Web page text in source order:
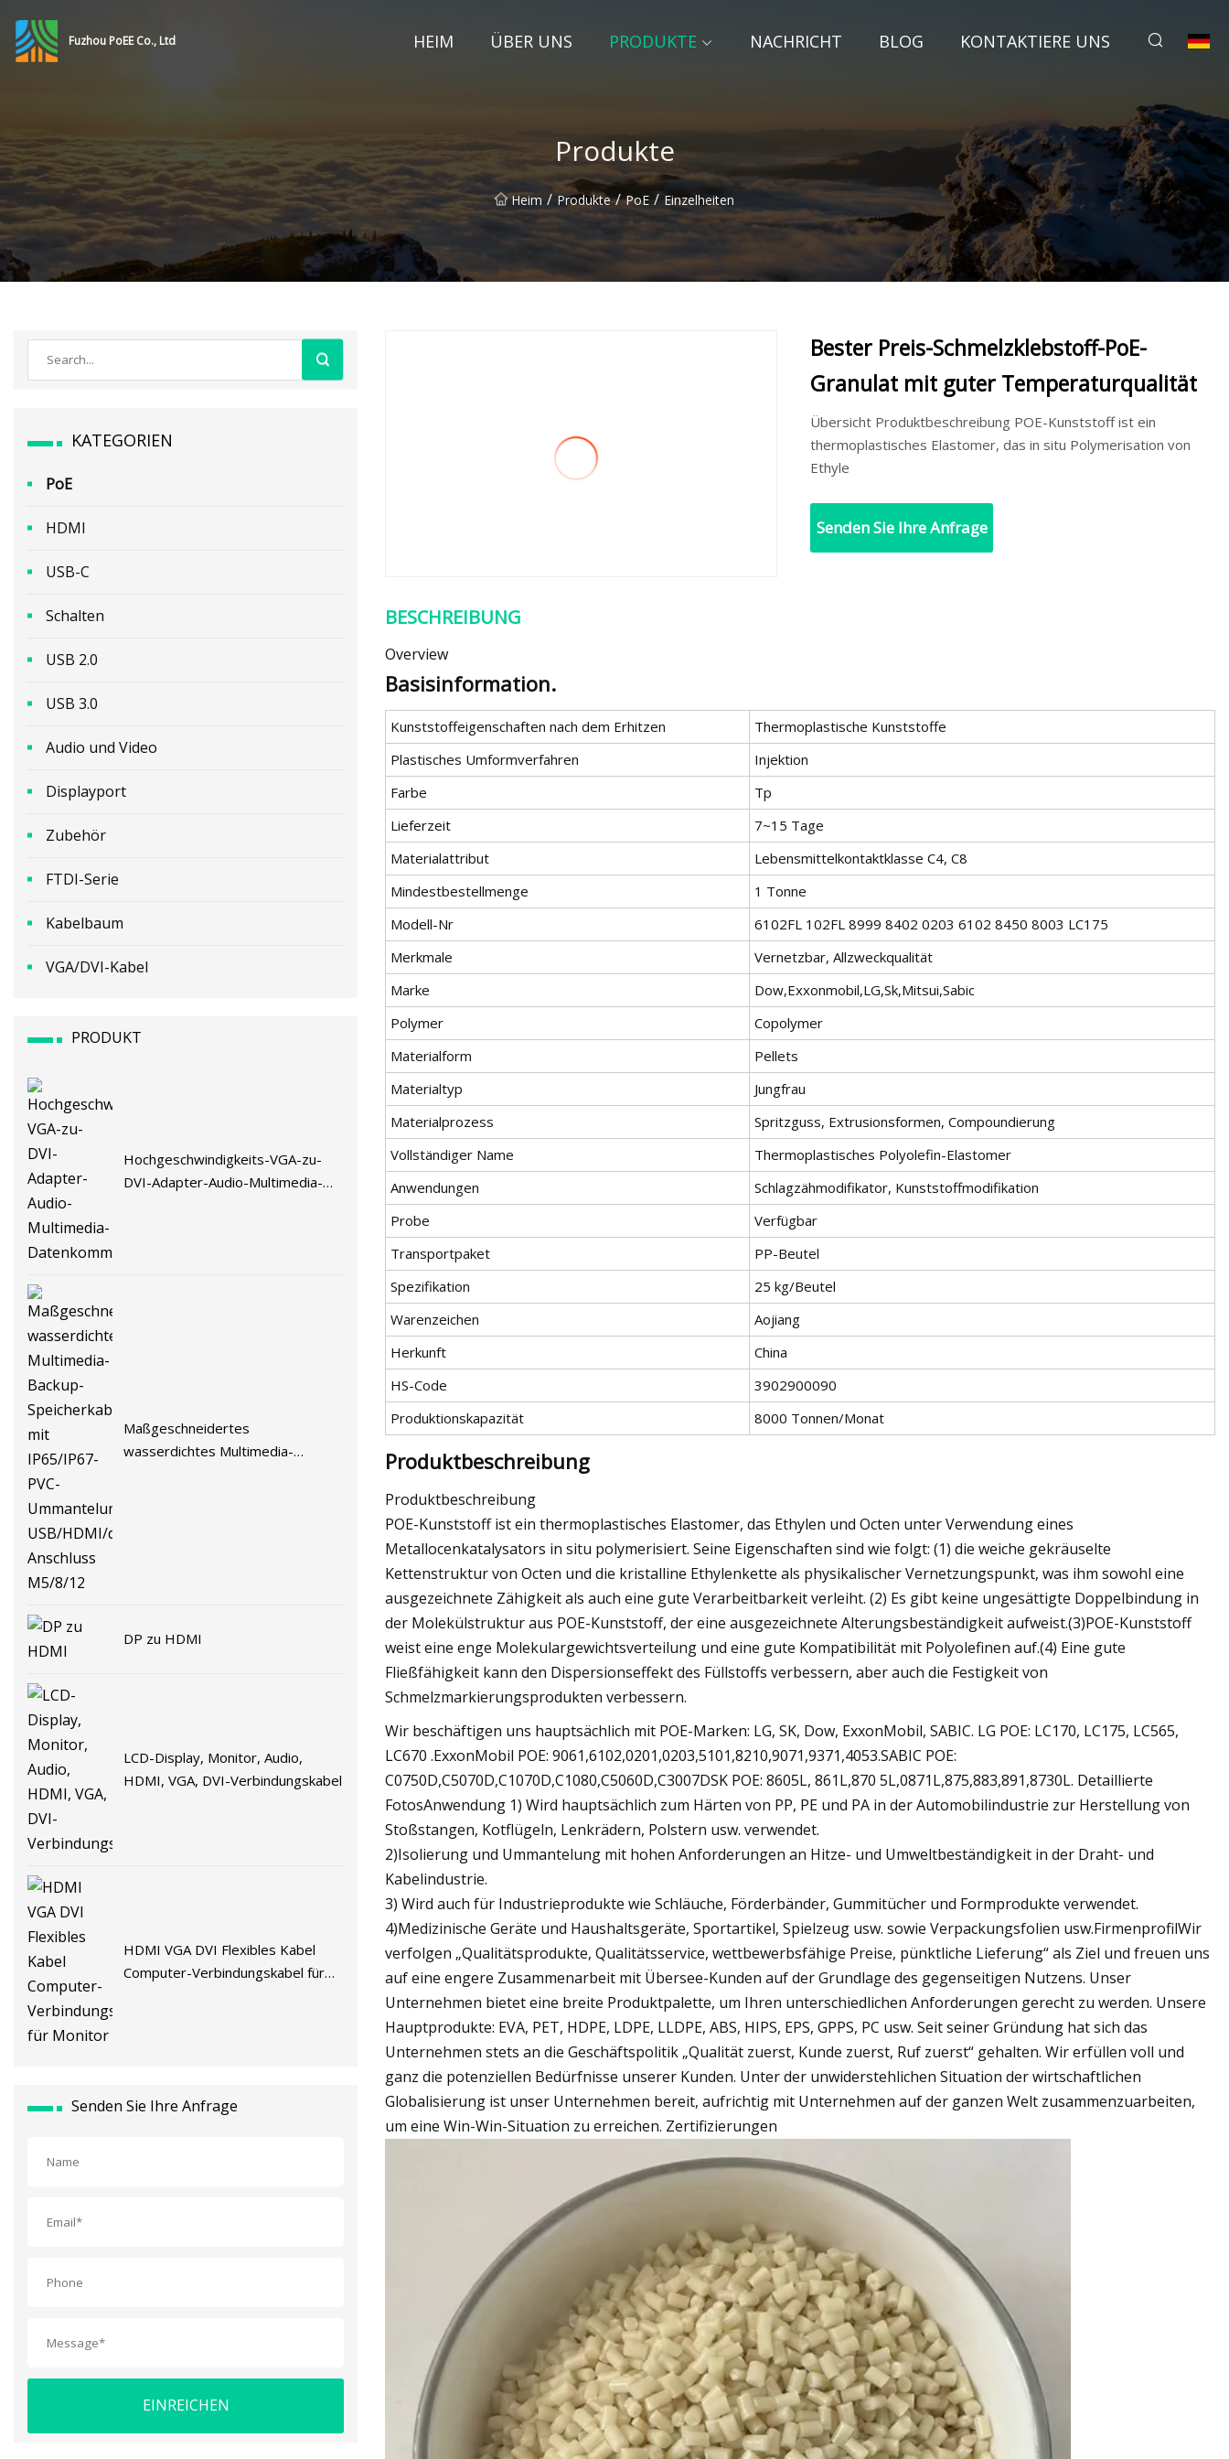
Fuzhou PoEE Co., Ltd HEIM ÜBER UNS PRODUKTE NACHRICHT BLOG KONTAKTIERE UNS
Produkte
Heim / Produkte / PoE / Einzelheiten
KATEGORIEN
PoE
HDMI
USB-C
Schalten
USB 2.0
USB 3.0
Audio und Video
Displayport
Zubehör
FTDI-Serie
Kabelbaum
VGA/DVI-Kabel
PRODUKT
Hochgeschwindigkeits-VGA-zu-
DVI-Adapter-Audio-Multimedia-
Maßgeschneidertes
wasserdichtes Multimedia-
DP zu HDMI
LCD-Display, Monitor, Audio,
HDMI, VGA, DVI-Verbindungskabel
HDMI VGA DVI Flexibles Kabel
Computer-Verbindungskabel für
Senden Sie Ihre Anfrage
EINREICHEN
Bester Preis-Schmelzklebstoff-PoE-
Granulat mit guter Temperaturqualität
Übersicht Produktbeschreibung POE-Kunststoff ist ein
thermoplastisches Elastomer, das in situ Polymerisation von
Ethyle
Senden Sie Ihre Anfrage
BESCHREIBUNG
Overview
Basisinformation.
Kunststoffeigenschaften nach dem Erhitzen
Thermoplastische Kunststoffe
Plastisches Umformverfahren
Injektion
Farbe
Tp
Lieferzeit
7~15 Tage
Materialattribut
Lebensmittelkontaktklasse C4, C8
Mindestbestellmenge
1 Tonne
Modell-Nr
6102FL 102FL 8999 8402 0203 6102 8450 8003 LC175
Merkmale
Vernetzbar, Allzweckqualität
Marke
Dow,Exxonmobil,LG,Sk,Mitsui,Sabic
Polymer
Copolymer
Materialform
Pellets
Materialtyp
Jungfrau
Materialprozess
Spritzguss, Extrusionsformen, Compoundierung
Vollständiger Name
Thermoplastisches Polyolefin-Elastomer
Anwendungen
Schlagzähmodifikator, Kunststoffmodifikation
Probe
Verfügbar
Transportpaket
PP-Beutel
Spezifikation
25 kg/Beutel
Warenzeichen
Aojiang
Herkunft
China
HS-Code
3902900090
Produktionskapazität
8000 Tonnen/Monat
Produktbeschreibung
Produktbeschreibung
POE-Kunststoff ist ein thermoplastisches Elastomer, das Ethylen und Octen unter Verwendung eines
Metallocenkatalysators in situ polymerisiert. Seine Eigenschaften sind wie folgt: (1) die weiche gekräuselte
Kettenstruktur von Octen und die kristalline Ethylenkette als physikalischer Vernetzungspunkt, was ihm sowohl eine
ausgezeichnete Zähigkeit als auch eine gute Verarbeitbarkeit verleiht. (2) Es gibt keine ungesättigte Doppelbindung in
der Molekülstruktur aus POE-Kunststoff, der eine ausgezeichnete Alterungsbeständigkeit aufweist.(3)POE-Kunststoff
weist eine enge Molekulargewichtsverteilung und eine gute Kompatibilität mit Polyolefinen auf.(4) Eine gute
Fließfähigkeit kann den Dispersionseffekt des Füllstoffs verbessern, aber auch die Festigkeit von
Schmelzmarkierungsprodukten verbessern.
Wir beschäftigen uns hauptsächlich mit POE-Marken: LG, SK, Dow, ExxonMobil, SABIC. LG POE: LC170, LC175, LC565,
LC670 .ExxonMobil POE: 9061,6102,0201,0203,5101,8210,9071,9371,4053.SABIC POE:
C0750D,C5070D,C1070D,C1080,C5060D,C3007DSK POE: 8605L, 861L,870 5L,0871L,875,883,891,8730L. Detaillierte
FotosAnwendung 1) Wird hauptsächlich zum Härten von PP, PE und PA in der Automobilindustrie zur Herstellung von
Stoßstangen, Kotflügeln, Lenkrädern, Polstern usw. verwendet.
2)Isolierung und Ummantelung mit hohen Anforderungen an Hitze- und Umweltbeständigkeit in der Draht- und
Kabelindustrie.
3) Wird auch für Industrieprodukte wie Schläuche, Förderbänder, Gummitücher und Formprodukte verwendet.
4)Medizinische Geräte und Haushaltsgeräte, Sportartikel, Spielzeug usw. sowie Verpackungsfolien usw.FirmenprofilWir
verfolgen „Qualitätsprodukte, Qualitätsservice, wettbewerbsfähige Preise, pünktliche Lieferung“ als Ziel und freuen uns
auf eine engere Zusammenarbeit mit Übersee-Kunden auf der Grundlage des gegenseitigen Nutzens. Unser
Unternehmen bietet eine breite Produktpalette, um Ihren unterschiedlichen Anforderungen gerecht zu werden. Unsere
Hauptprodukte: EVA, PET, HDPE, LDPE, LLDPE, ABS, HIPS, EPS, GPPS, PC usw. Seit seiner Gründung hat sich das
Unternehmen stets an die Geschäftspolitik „Qualität zuerst, Kunde zuerst, Ruf zuerst“ gehalten. Wir erfüllen voll und
ganz die potenziellen Bedürfnisse unserer Kunden. Unter der unwiderstehlichen Situation der wirtschaftlichen
Globalisierung ist unser Unternehmen bereit, aufrichtig mit Unternehmen auf der ganzen Welt zusammenzuarbeiten,
um eine Win-Win-Situation zu erreichen. Zertifizierungen